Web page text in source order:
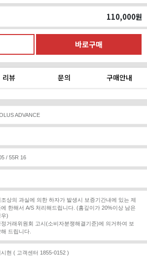
110,000원
리뷰 문의 구매안내
ADVANCE
/ 55R 16
조상의 과실에 의한 하자가 발생시 보증기간내에 있는 제
에 한해서 A/S 처리해드립니다. (홈깊이가 20%이상 남은
우)
정거래위원회 고시(소비자분쟁해결기준)에 의거하여 보
드립니다.
시현 ( 고객센터 1855-0152 )